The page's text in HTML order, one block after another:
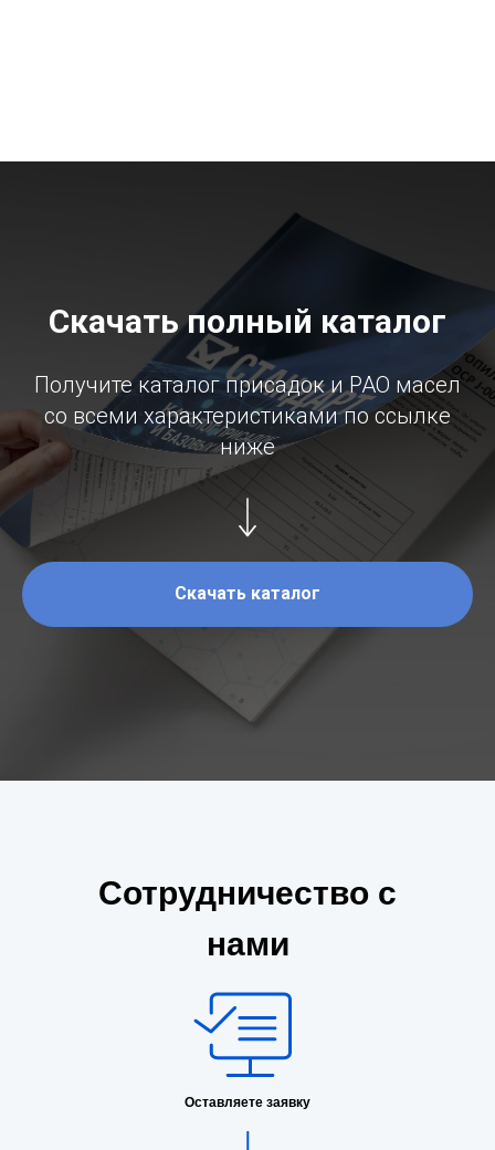
Скачать полный каталог
Получите каталог присадок и PAO масел
со всеми характеристиками по ссылке
ниже
Скачать каталог
Оставляете заявку
Сотрудничество с
нами